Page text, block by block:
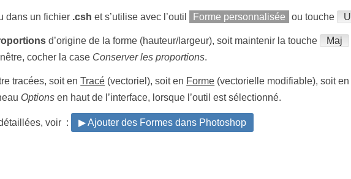
dans un fichier .csh et s’utilise avec l’outil Forme personnalisée ou touche U
d’origine de la forme (hauteur/largeur), soit maintenir la touche Maj
cocher la case Conserver les proportions.
tracées, soit enTracé (vectoriel), soit en Forme (vectorielle modifiable), soit en
Options en haut de l’interface, lorsque l’outil est sélectionné.
voir : ▶ Ajouter des Formes dans Photoshop